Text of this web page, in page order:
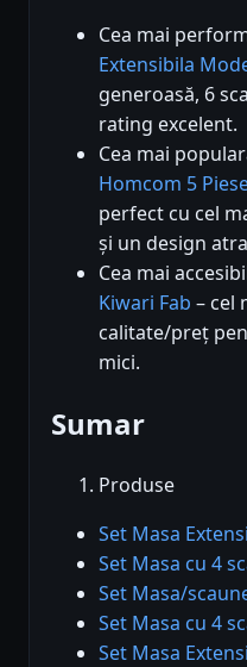
Cea mai
Extensibila
generoasă, 6
rating excelent.
Cea mai
Homcom 5
perfect cu cel
și un design
Cea mai
Kiwari Fab – cel
calitate/preț
mici.
Sumar
Produse
Set Masa
Set Masa cu 4
Set Masa/
Set Masa cu 4
Set Masa